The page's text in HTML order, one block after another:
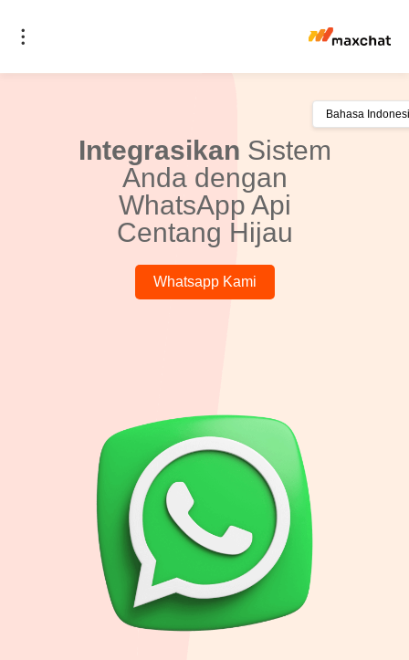
Integrasikan Sistem
Anda dengan
WhatsApp Api
Centang Hijau
Whatsapp Kami